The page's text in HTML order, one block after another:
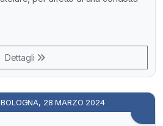
Dettagli
BOLOGNA, 28 MARZO 2024